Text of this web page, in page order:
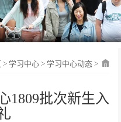
> 学习中心 > 学习中心动态 >
1809批次新生入